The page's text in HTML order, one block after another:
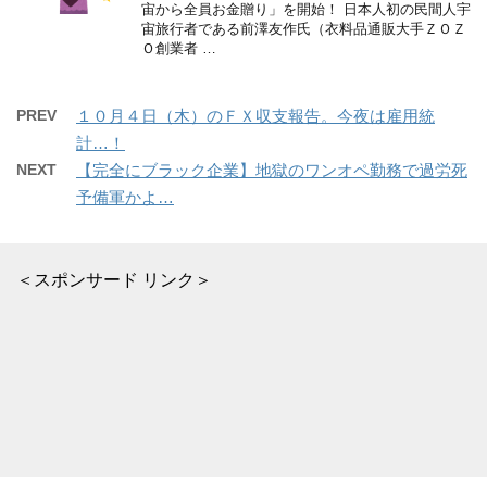
宙から全員お金贈り」を開始！ 日本人初の民間人宇
宙旅行者である前澤友作氏（衣料品通販大手ＺＯＺ
Ｏ創業者 …
PREV
１０月４日（木）のＦＸ収支報告。今夜は雇用統
計…！
NEXT
【完全にブラック企業】地獄のワンオペ勤務で過労死
予備軍かよ…
＜スポンサード リンク＞